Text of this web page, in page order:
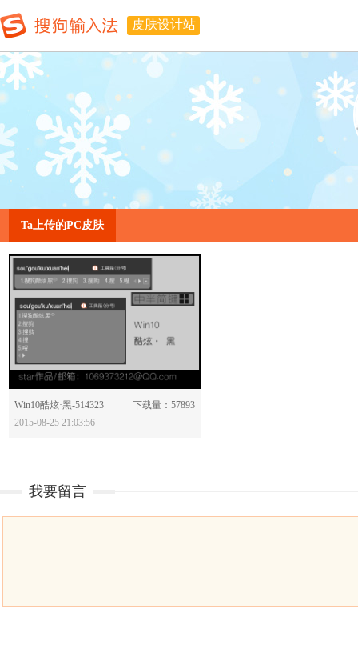
皮肤设计站
Ta上传的PC皮肤
分享：
Win10酷炫·黑-514323
下载量：57893
2015-08-25 21:03:56
我要留言